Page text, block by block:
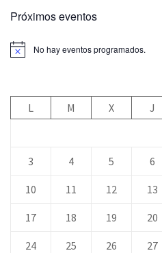
Próximos eventos
No hay eventos programados.
L
M X J
3 4 5 6
10 11 12 13
17 18 19 20
24 25 26 27